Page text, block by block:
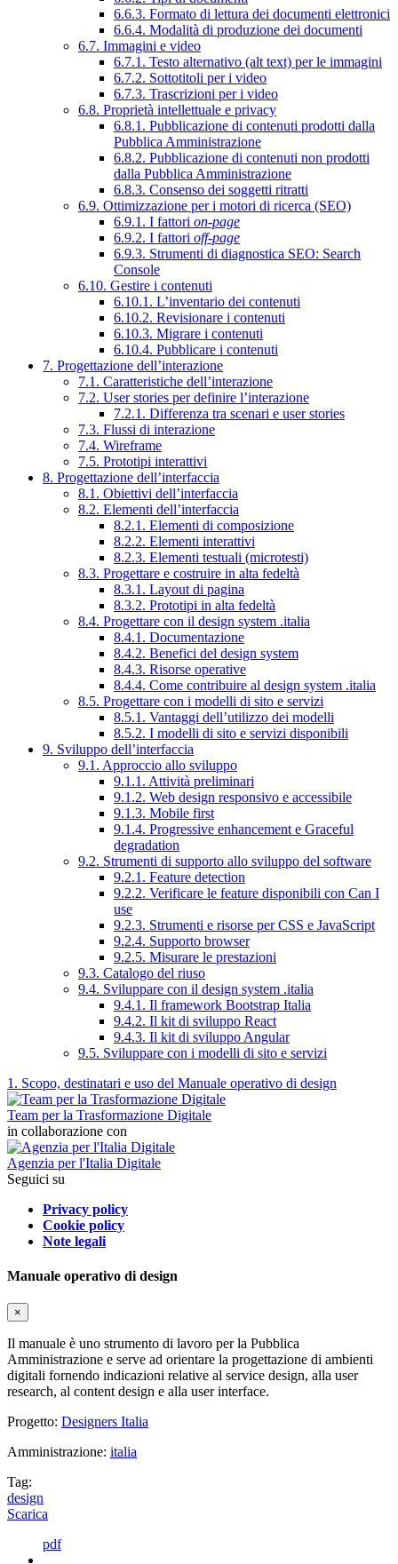
6.6.3. Formato di lettura dei documenti elettronici
6.6.4. Modalità di produzione dei documenti
6.7. Immagini e video
6.7.1. Testo alternativo (alt text) per le immagini
6.7.2. Sottotitoli per i video
6.7.3. Trascrizioni per i video
6.8. Proprietà intellettuale e privacy
6.8.1. Pubblicazione di contenuti prodotti dalla
Pubblica Amministrazione
6.8.2. Pubblicazione di contenuti non prodotti
dalla Pubblica Amministrazione
6.8.3. Consenso dei soggetti ritratti
6.9. Ottimizzazione per i motori di ricerca (SEO)
6.9.1. I fattori on-page
6.9.2. I fattori off-page
6.9.3. Strumenti di diagnostica SEO: Search
Console
6.10. Gestire i contenuti
6.10.1. L’inventario dei contenuti
6.10.2. Revisionare i contenuti
6.10.3. Migrare i contenuti
6.10.4. Pubblicare i contenuti
7. Progettazione dell’interazione
7.1. Caratteristiche dell’interazione
7.2. User stories per definire l’interazione
7.2.1. Differenza tra scenari e user stories
7.3. Flussi di interazione
7.4. Wireframe
7.5. Prototipi interattivi
8. Progettazione dell’interfaccia
8.1. Obiettivi dell’interfaccia
8.2. Elementi dell’interfaccia
8.2.1. Elementi di composizione
8.2.2. Elementi interattivi
8.2.3. Elementi testuali (microtesti)
8.3. Progettare e costruire in alta fedeltà
8.3.1. Layout di pagina
8.3.2. Prototipi in alta fedeltà
8.4. Progettare con il design system .italia
8.4.1. Documentazione
8.4.2. Benefici del design system
8.4.3. Risorse operative
8.4.4. Come contribuire al design system .italia
8.5. Progettare con i modelli di sito e servizi
8.5.1. Vantaggi dell’utilizzo dei modelli
8.5.2. I modelli di sito e servizi disponibili
9. Sviluppo dell’interfaccia
9.1. Approccio allo sviluppo
9.1.1. Attività preliminari
9.1.2. Web design responsivo e accessibile
9.1.3. Mobile first
9.1.4. Progressive enhancement e Graceful
degradation
9.2. Strumenti di supporto allo sviluppo del software
9.2.1. Feature detection
9.2.2. Verificare le feature disponibili con Can I
use
9.2.3. Strumenti e risorse per CSS e JavaScript
9.2.4. Supporto browser
9.2.5. Misurare le prestazioni
9.3. Catalogo del riuso
9.4. Sviluppare con il design system .italia
9.4.1. Il framework Bootstrap Italia
9.4.2. Il kit di sviluppo React
9.4.3. Il kit di sviluppo Angular
9.5. Sviluppare con i modelli di sito e servizi
1. Scopo, destinatari e uso del Manuale operativo di design
Team per la Trasformazione Digitale
in collaborazione con
Agenzia per l'Italia Digitale
Seguici su
Privacy policy
Cookie policy
Note legali
Manuale operativo di design
×
Il manuale è uno strumento di lavoro per la Pubblica
Amministrazione e serve ad orientare la progettazione di ambienti
digitali fornendo indicazioni relative al service design, alla user
research, al content design e alla user interface.
Progetto: Designers Italia
Amministrazione: italia
Tag:
design
Scarica
pdf